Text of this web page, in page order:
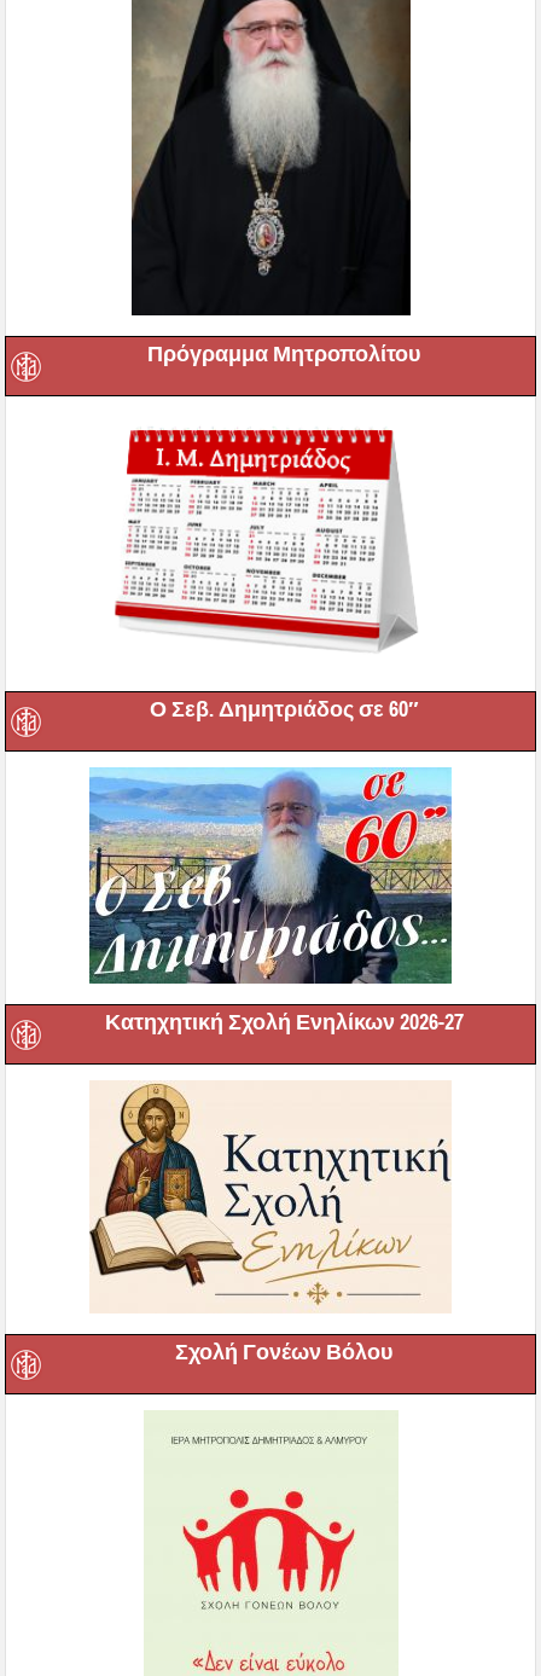
Πρόγραμμα Μητροπολίτου
Ο Σεβ. Δημητριάδος σε 60″
Κατηχητική Σχολή Ενηλίκων 2026-27
Σχολή Γονέων Βόλου